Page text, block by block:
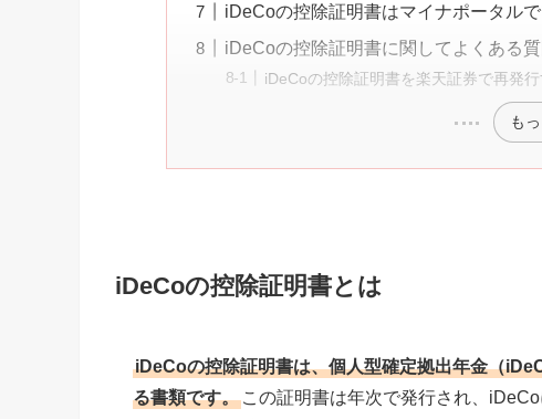
iDeCoの控除証明書はマイナポータル
iDeCoの控除証明書に関してよくある質
iDeCoの控除証明書を楽天証券で再発行
も
iDeCoの控除証明書とは
iDeCoの控除証明書は、個人型確定拠出年金（
る書類です。 この証明書は年次で発行され、